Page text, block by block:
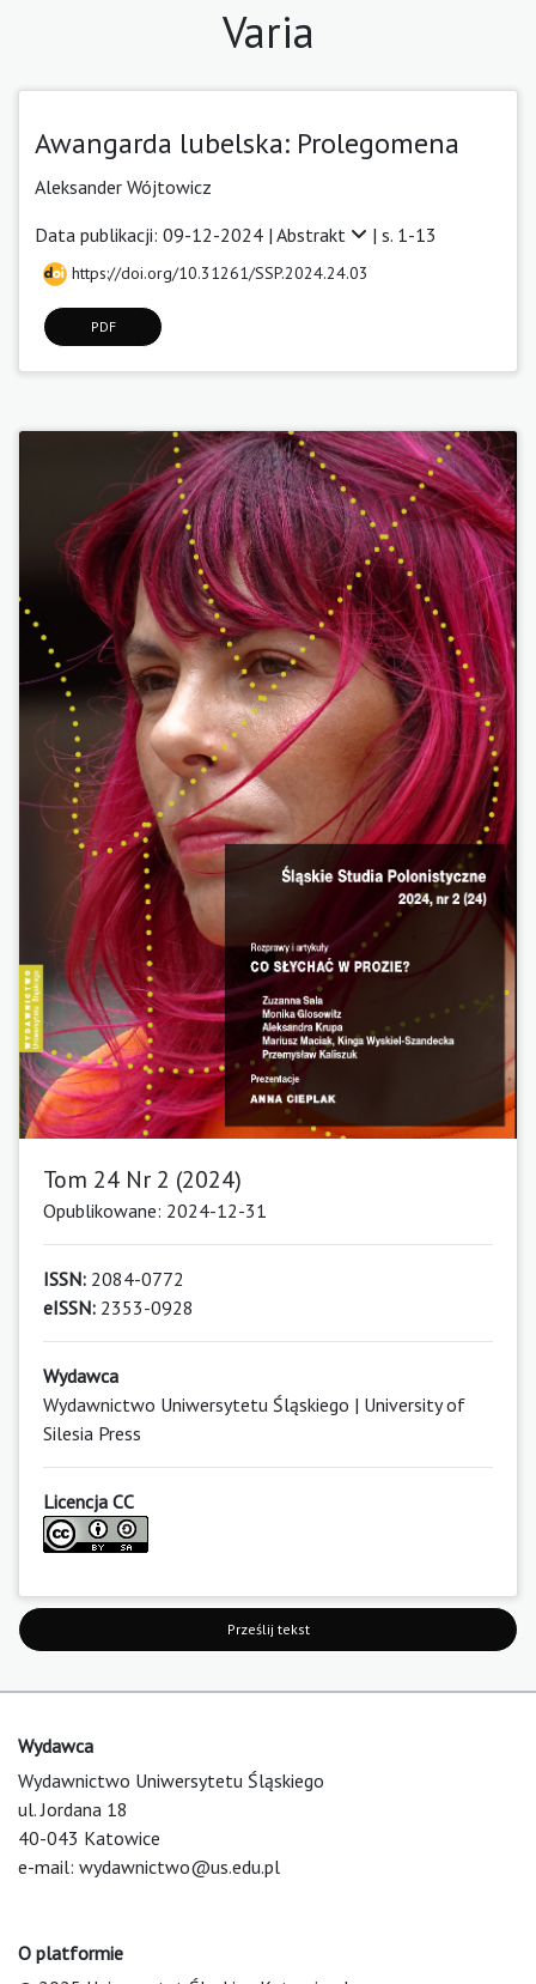
Varia
Awangarda lubelska: Prolegomena
Aleksander Wójtowicz
Data publikacji: 09-12-2024 | Abstrakt | s. 1-13
https://doi.org/10.31261/SSP.2024.24.03
PDF
Tom 24 Nr 2 (2024)
Opublikowane: 2024-12-31
ISSN: 2084-0772
eISSN: 2353-0928
Wydawca
Wydawnictwo Uniwersytetu Śląskiego | University of
Silesia Press
Licencja CC
Prześlij tekst
Wydawca
Wydawnictwo Uniwersytetu Śląskiego
ul. Jordana 18
40-043 Katowice
e-mail: wydawnictwo@us.edu.pl
O platformie